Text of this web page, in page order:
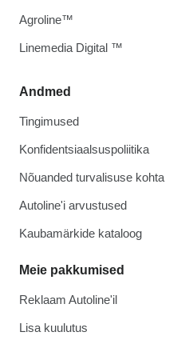
Andmed
Tingimused
Konfidentsiaalsuspoliitika
Nõuanded turvalisuse kohta
Autoline'i arvustused
Kaubamärkide kataloog
Meie pakkumised
Reklaam Autoline'il
Lisa kuulutus
Agroline™
Linemedia Digital ™